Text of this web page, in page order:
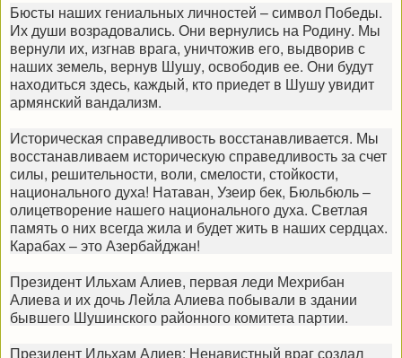
Бюсты наших гениальных личностей – символ Победы.
Их души возрадовались. Они вернулись на Родину. Мы
вернули их, изгнав врага, уничтожив его, выдворив с
наших земель, вернув Шушу, освободив ее. Они будут
находиться здесь, каждый, кто приедет в Шушу увидит
армянский вандализм.
Историческая справедливость восстанавливается. Мы
восстанавливаем историческую справедливость за счет
силы, решительности, воли, смелости, стойкости,
национального духа! Натаван, Узеир бек, Бюльбюль –
олицетворение нашего национального духа. Светлая
память о них всегда жила и будет жить в наших сердцах.
Карабах – это Азербайджан!
Президент Ильхам Алиев, первая леди Мехрибан
Алиева и их дочь Лейла Алиева побывали в здании
бывшего Шушинского районного комитета партии.
Президент Ильхам Алиев: Ненавистный враг создал